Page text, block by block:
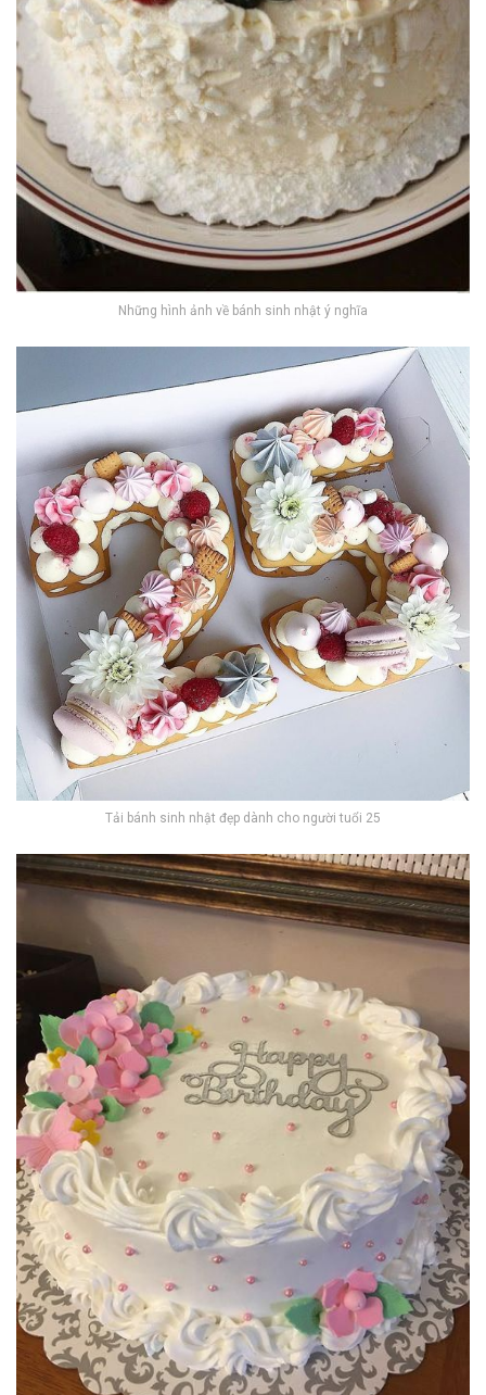
Những hình ảnh về bánh sinh nhật ý nghĩa
Tải bánh sinh nhật đẹp dành cho người tuổi 25